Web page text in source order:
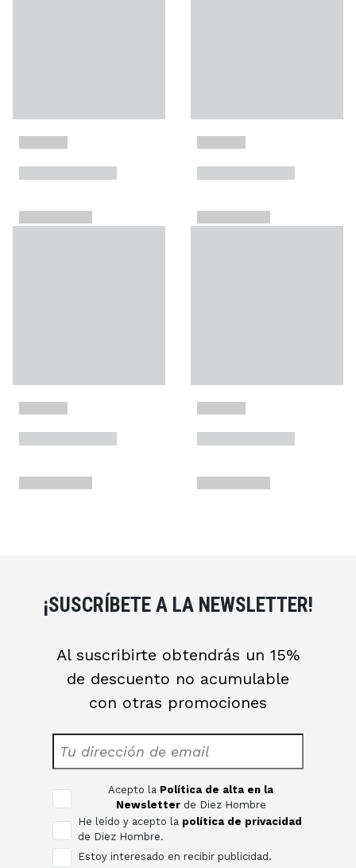
¡SUSCRÍBETE A LA NEWSLETTER!
Al suscribirte obtendrás un 15%
de descuento no acumulable
con otras promociones
Acepto la Política de alta en la
Newsletter de Diez Hombre
He leído y acepto la política de privacidad
de Diez Hombre.
Estoy interesado en recibir publicidad.